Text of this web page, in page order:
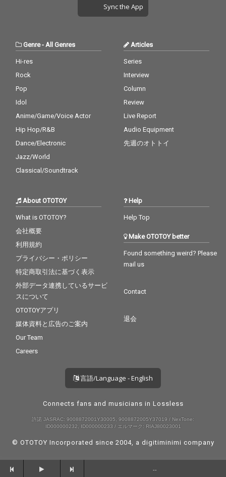
Sync the App
Genre- All Genres
Hi-res
Rock
Pop
Idol
Anime/Game/Voice Actor
Hip Hop/R&B
Dance/Electronic
Jazz/World
Classical/Soundtrack
Articles
Series
Interview
Column
Review
Live Report
Audio Equipment
先週のオトトイ
About OTOTOY
What is OTOTOY?
会社概要
利用規約
プライバシー・ポリシー
特定商取引法に基づく表示
外部データ連携しているサービ
スについて
OTOTOYアプリ
媒体資料と広告のご案内
Our Team
Careers
Help
Help Top
Make OTOTOY better
Found something weird? Please
mail us
Contact
退会
言語/Language - English
Connects fans and musicians in Lossless
許諾 JASRAC: 9008872001Y30005, 9008872005Y37019 / NexTone:
ID000000232, ID000000233 / エルマーク: RIAJ80023001
© OTOTOY Incorporated since 2004, a digitiminimi company
--